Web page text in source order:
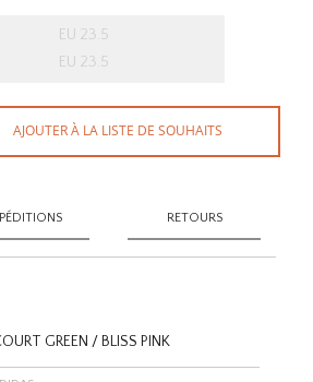
EU 23.5
EU 23.5
AJOUTER À LA LISTE DE SOUHAITS
RETOURS
GREEN / BLISS PINK